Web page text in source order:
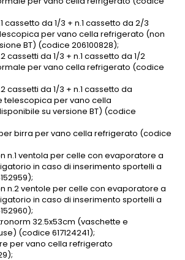
cassetto da 1/3 + n.1 cassetto da 2/3
per vano cella refrigerato (non
BT) (codice 206100828);
cassetti da 1/3 + n.1 cassetto da 1/2
per vano cella refrigerato (codice
cassetti da 1/3 + n.1 cassetto da
telescopica per vano cella
su versione BT) (codice
birra per vano cella refrigerato (codice
n.1 ventola per celle con evaporatore a
in caso di inserimento sportelli a
n.2 ventole per celle con evaporatore a
in caso di inserimento sportelli a
32.5x53cm (vaschette e
(codice 617124241);
per vano cella refrigerato